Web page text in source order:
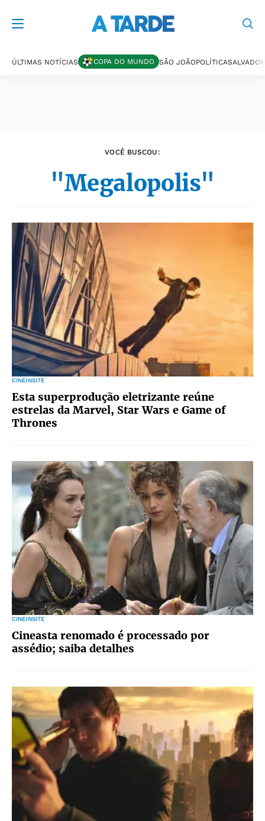
ÚLTIMAS NOTÍCIAS COPA DO MUNDO SÃO JOÃOPOLÍTICASALVADOR
VOCÊ BUSCOU:
"Megalopolis"
CINEINSITE
Esta superprodução eletrizante reúne
estrelas da Marvel, Star Wars e Game of
Thrones
CINEINSITE
Cineasta renomado é processado por
assédio; saiba detalhes